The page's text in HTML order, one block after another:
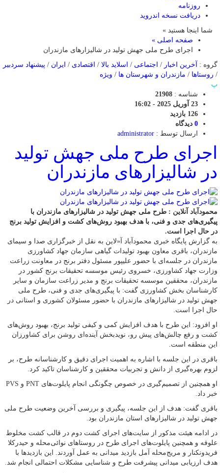
روزنامه
دریافت نسخه اندروید
شما اینجا هستید »
صفحه اصلی »
اجرای طرح ملی جهش تولید در شالیزار‌های مازندران
گروه :
آخرین اخبار / اجتماعی / اسلاید بالا / اقتصادی / ایران / پیشنهاد سردبیر
/ روستاها / مازندران و شهرستان ها / ویژه
پ
شناسه : 21908
23 آوریل 2025 - 16:02
126 بازدید
0 دیدگاه
ارسال توسط : administrator
اجرای طرح ملی جهش تولید
در شالیزار‌های مازندران
محمودآباد آنلاین : طرح ملی جهش تولید در شالیزارهای مازندران با
پیگیری‌های جدی و فنی، با هدف بهبود روش‌های کشت و افزایش تولید برنج
در حال اجرا است.
به گزارش پایگاه خبری محمودآباد آ«لاین به نقل از خبرگزاری صدا و سیمای
مازندران، باقری معاون بهبود تولیدات گیاهی سازمان جهاد کشاورزی
مازندران در جلسه‌ای با حضور علیپور مسئول دفتر برنج در معاونت زراعت
وزارت جهاد کشاورزی، خسروی رئیس موسسه تحقیقات برنج کشور در
مازندران، محققین موسسه تحقیقات برنج و مدیر زراعت سازمان و سایر
کارشناسان بخش کشاورزی گفت: با پیگیری‌های جدی و فنی، طرح ملی
جهش تولید در شالیزار‌های مازندران با حضور مسئولان کشوری و استانی در
حال اجرا است.
او افزود: این طرح با هدف افزایش کمی و کیفی تولید برنج، بهبود روش‌های
کشت و رفع چالش‌های پیش رو، نویدبخش آینده‌ای روشن برای کشاورزان
این منطقه است.
باقری در این جلسه با اشاره به اهمیت اجرای دقیق و کارشناسانه طرح، بر
لزوم بهره‌گیری از دانش و تجربیات محققین و کارشناسان تاکید کرد.
او همچنین از تصمیم‌گیری در خصوص چگونگی انجام پایلوت‌های PNT و PVS
خبر داد.
باقری گفت: هدف از این جلسه، پیگیری و بررسی آخرین وضعیت طرح ملی
جهش تولید در شالیزار‌های استان مازندران بود.
در ادامه هیئت مذکور از سایت‌های اجرای کشت دوم در قالب کشت مخلوط
علوفه و همچنین پایلوت‌های اجرای طرح در روستا‌های نوائی‌محله و حیدرکلا
فریدونکنار و مریج‌محله آمل بازدید میدانی به عمل آوردند. این بازدید‌ها با
هدف ارزیابی میدانی پیشرفت طرح و شناسایی مشکلات احتمالی انجام شد.